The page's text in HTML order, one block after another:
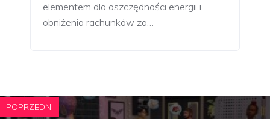
elementem dla oszczędności energii i
obniżenia rachunków za…
POPRZEDNI